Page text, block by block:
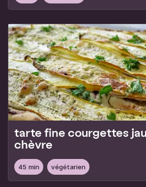
tarte fine courgettes
chèvre
45 min végétarien